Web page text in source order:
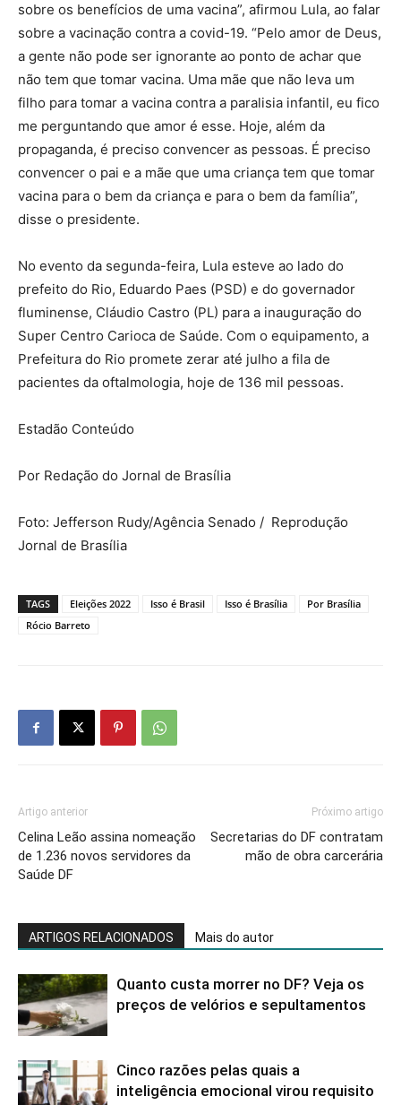
sobre os benefícios de uma vacina”, afirmou Lula, ao falar
sobre a vacinação contra a covid-19. “Pelo amor de Deus,
a gente não pode ser ignorante ao ponto de achar que
não tem que tomar vacina. Uma mãe que não leva um
filho para tomar a vacina contra a paralisia infantil, eu fico
me perguntando que amor é esse. Hoje, além da
propaganda, é preciso convencer as pessoas. É preciso
convencer o pai e a mãe que uma criança tem que tomar
vacina para o bem da criança e para o bem da família”,
disse o presidente.
No evento da segunda-feira, Lula esteve ao lado do
prefeito do Rio, Eduardo Paes (PSD) e do governador
fluminense, Cláudio Castro (PL) para a inauguração do
Super Centro Carioca de Saúde. Com o equipamento, a
Prefeitura do Rio promete zerar até julho a fila de
pacientes da oftalmologia, hoje de 136 mil pessoas.
Estadão Conteúdo
Por Redação do Jornal de Brasília
Foto: Jefferson Rudy/Agência Senado / Reprodução
Jornal de Brasília
TAGS Eleições 2022 Isso é Brasil Isso é Brasília
Por Brasília
Rócio Barreto
Artigo anterior
Celina Leão assina nomeação
de 1.236 novos servidores da
Saúde DF
Próximo artigo
Secretarias do DF contratam
mão de obra carcerária
ARTIGOS RELACIONADOS Mais do autor
Quanto custa morrer no DF? Veja os
preços de velórios e sepultamentos
Cinco razões pelas quais a
inteligência emocional virou requisito